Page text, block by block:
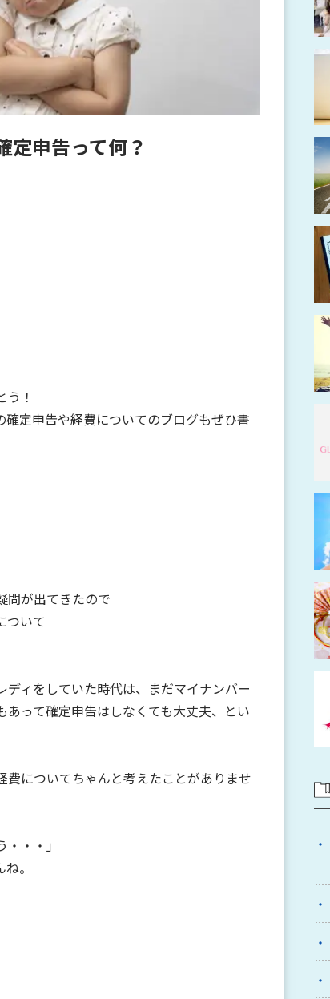
定申告って何？
う！
確定申告や経費についてのブログもぜひ書
問が出てきたので
ついて
ィをしていた時代は、まだマイナンバー
って確定申告はしなくても大丈夫、とい
費についてちゃんと考えたことがありませ
・・」
。